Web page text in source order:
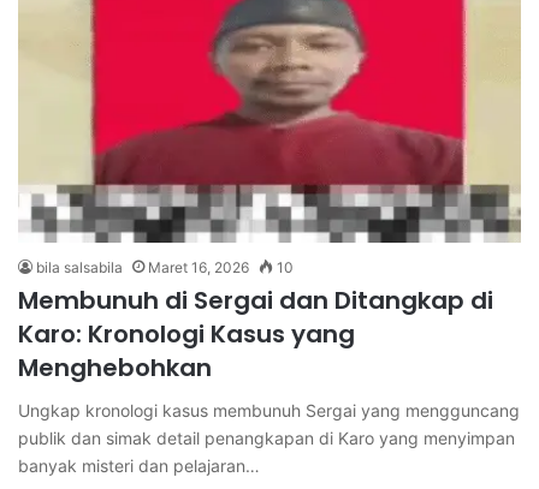
bila salsabila Maret 16, 2026 10
Membunuh di Sergai dan Ditangkap di
Karo: Kronologi Kasus yang
Menghebohkan
Ungkap kronologi kasus membunuh Sergai yang mengguncang
publik dan simak detail penangkapan di Karo yang menyimpan
banyak misteri dan pelajaran…